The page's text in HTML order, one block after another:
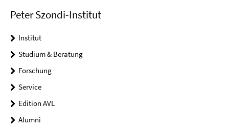
Peter Szondi-Institut
Institut
Studium & Beratung
Forschung
Service
Edition AVL
Alumni